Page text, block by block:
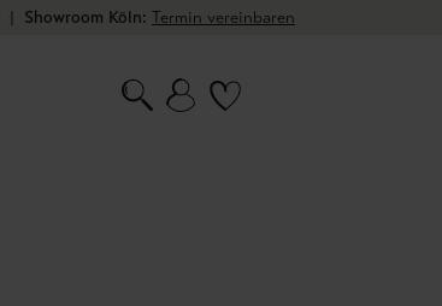
| Showroom Köln: Termin vereinbaren